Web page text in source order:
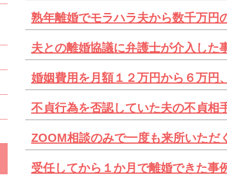
熟年離婚でモラハラ夫から数千万円
夫との離婚協議に弁護士が介入した
婚姻費用を月額１２万円から６万円
不貞行為を否認していた夫の不貞相
ZOOM相談のみで一度も来所いただ
受任してから１か月で離婚できた事